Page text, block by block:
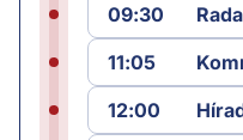
09:30
11:05
12:00